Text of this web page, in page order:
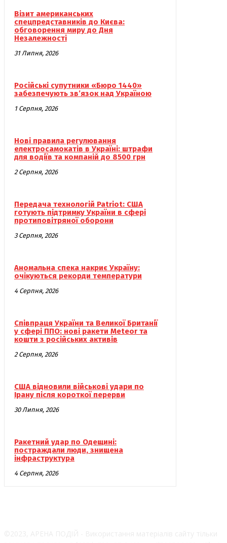
Візит американських
спецпредставників до Києва:
обговорення миру до Дня
Незалежності
31 Липня, 2026
Російські супутники «Бюро 1440»
забезпечують зв’язок над Україною
1 Серпня, 2026
Нові правила регулювання
електросамокатів в Україні: штрафи
для водіїв та компаній до 8500 грн
2 Серпня, 2026
Передача технологій Patriot: США
готують підтримку України в сфері
протиповітряної оборони
3 Серпня, 2026
Аномальна спека накриє Україну:
очікуються рекорди температури
4 Серпня, 2026
Співпраця України та Великої Британії
у сфері ППО: нові ракети Meteor та
кошти з російських активів
2 Серпня, 2026
США відновили військові удари по
Ірану після короткої перерви
30 Липня, 2026
Ракетний удар по Одещині:
постраждали люди, знищена
інфраструктура
4 Серпня, 2026